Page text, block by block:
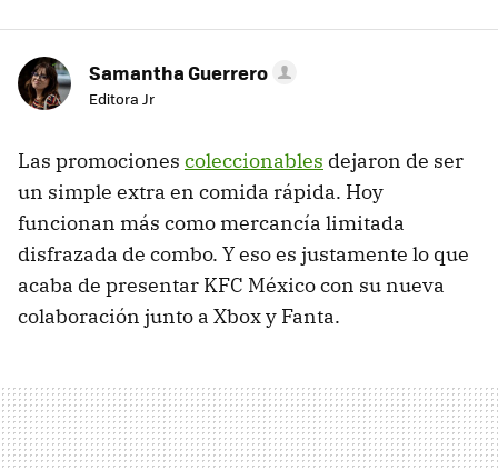
Samantha Guerrero
Editora Jr
Las promociones coleccionables dejaron de ser
un simple extra en comida rápida. Hoy
funcionan más como mercancía limitada
disfrazada de combo. Y eso es justamente lo que
acaba de presentar KFC México con su nueva
colaboración junto a Xbox y Fanta.